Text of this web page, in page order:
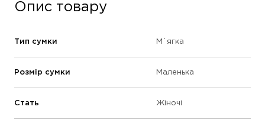
Опис товару
Тип сумки М`ягка
Розмір сумки Маленька
Стать Жіночі